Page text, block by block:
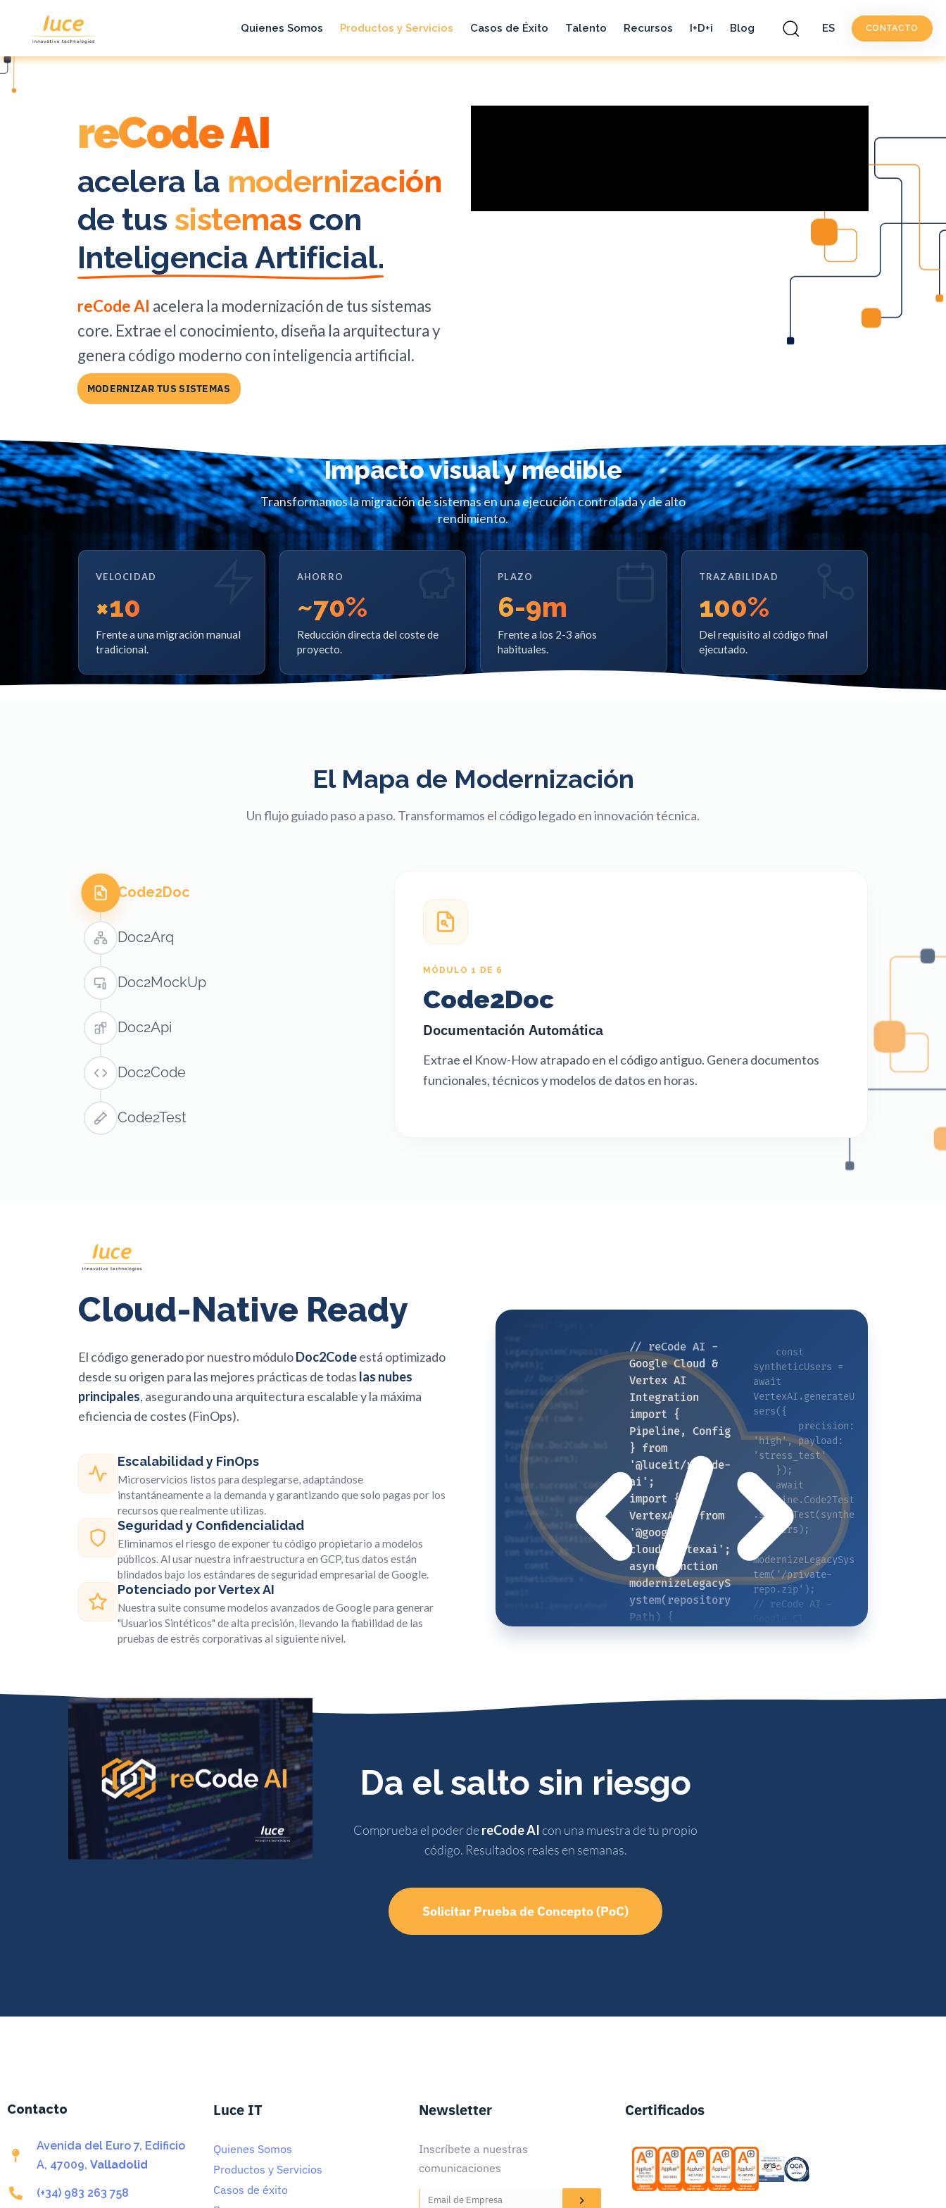
Quienes Somos Productos y Servicios Casos de Éxito Talento Recursos I+D+i Blog ES CONTACTO
reCode AI
acelera la modernización
de tus sistemas con
Inteligencia Artificial.
reCode AI acelera la modernización de tus sistemas
core. Extrae el conocimiento, diseña la arquitectura y
genera código moderno con inteligencia artificial.
MODERNIZAR TUS SISTEMAS
Impacto visual y medible
Transformamos la migración de sistemas en una ejecución controlada y de alto
rendimiento.
VELOCIDAD
×10
Frente a una migración manual
tradicional.
AHORRO
~70%
Reducción directa del coste de
proyecto.
PLAZO
6-9m
Frente a los 2-3 años
habituales.
TRAZABILIDAD
100%
Del requisito al código final
ejecutado.
El Mapa de Modernización
Un flujo guiado paso a paso. Transformamos el código legado en innovación técnica.
Code2Doc
Doc2Arq
Doc2MockUp
Doc2Api
Doc2Code
Code2Test
MÓDULO 1 DE 6
Code2Doc
Documentación Automática
Extrae el Know-How atrapado en el código antiguo. Genera documentos
funcionales, técnicos y modelos de datos en horas.
Cloud-Native Ready
El código generado por nuestro móduloDoc2Codeestá optimizado
desde su origen para las mejores prácticas de todas las nubes
principales, asegurando una arquitectura escalable y la máxima
eficiencia de costes (FinOps).
Escalabilidad y FinOps
Microservicios listos para desplegarse, adaptándose
instantáneamente a la demanda y garantizando que solo pagas por los
recursos que realmente utilizas.
Seguridad y Confidencialidad
Eliminamos el riesgo de exponer tu código propietario a modelos
públicos. Al usar nuestra infraestructura en GCP, tus datos están
blindados bajo los estándares de seguridad empresarial de Google.
Potenciado por Vertex AI
Nuestra suite consume modelos avanzados de Google para generar
"Usuarios Sintéticos" de alta precisión, llevando la fiabilidad de las
pruebas de estrés corporativas al siguiente nivel.
    const code =
Logger.success('Códig
o optimizado para GCP
generado.');
Usuarios Sintéticos
con Vertex AI
await
VertexAI.generateUser
        precision:
'high', payload:
'stress_test'
Integration
Pipeline, Config
} from
'@luceit/recode-
ai';
import {
VertexAI } from
'@google-
cloud/vertexai';
async function
modernizeLegacyS
ystem(repository
Path) {
Logger.info('Ini
ciando pipeline
seguro en
GCP...');
VertexAI.generateU
'high', payload:
'stress_test'
    });
    await
Pipeline.Code2Test
.stressTest(synthe
ticUsers);
}
modernizeLegacySys
tem('/private-
repo.zip');
// reCode AI -
Google Cloud &
Vertex AI
Integration
import { Pipeline,
Config } from
'@luceit/recode-
Da el salto sin riesgo
Comprueba el poder dereCode AIcon una muestra de tu propio
código. Resultados reales en semanas.
Solicitar Prueba de Concepto (PoC)
Contacto
Avenida del Euro 7, Edificio
A, 47009, Valladolid
(+34) 983 263 758
Luce IT
Quienes Somos
Productos y Servicios
Casos de éxito
Newsletter
Inscríbete a nuestras
comunicaciones
Certificados